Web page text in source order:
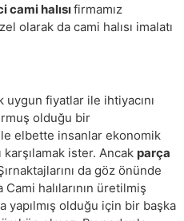
cami halısıfirmamız
olarak da cami halısı imalatı
uygun fiyatlar ile ihtiyacını
olduğu bir
elbette insanlar ekonomik
karşılamak ister. Ancak parça
da göz önünde
halılarının üretilmiş
olduğu için bir başka